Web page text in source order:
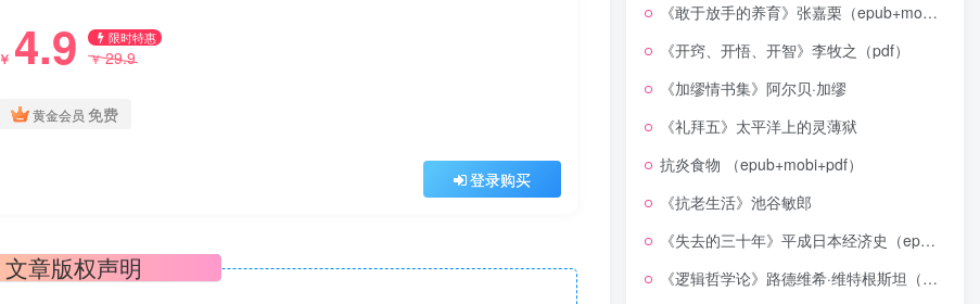
￥ 4.9 限时特惠
￥29.9
黄金会员 免费
登录购买
文章版权声明
《敢于放手的养育》张嘉栗（epub+mobi+azw3+pdf）
《开窍、开悟、开智》李牧之（pdf）
《加缪情书集》阿尔贝·加缪
《礼拜五》太平洋上的灵薄狱
抗炎食物 （epub+mobi+pdf）
《抗老生活》池谷敏郎
《失去的三十年》平成日本经济史（epub+mobi+azw3+pdf）
《逻辑哲学论》路德维希·维特根斯坦（epub+mobi+azw3+pdf）